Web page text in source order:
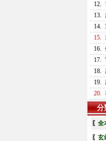
12.
13.
14.
15.
16.
17.
18.
19.
20.
分
〖 全
〖 玄